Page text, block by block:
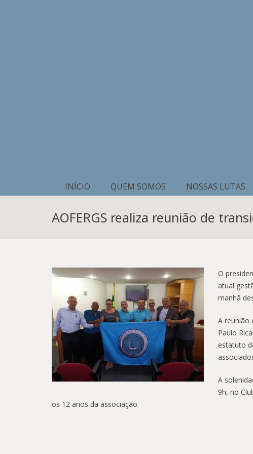
INÍCIO QUEM SOMOS NOSSAS LUTAS
AOFERGS realiza reunião de
O
atual
manhã
A reunião
Paulo
estatuto
A
9h, no
os 12 anos da associação.